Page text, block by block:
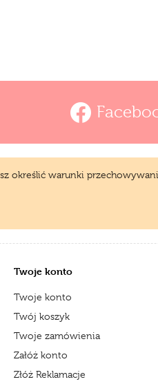
warunki
Twoje konto
Twoje konto
Twój koszyk
Twoje zamówienia
Załóż konto
Złóż Reklamacje